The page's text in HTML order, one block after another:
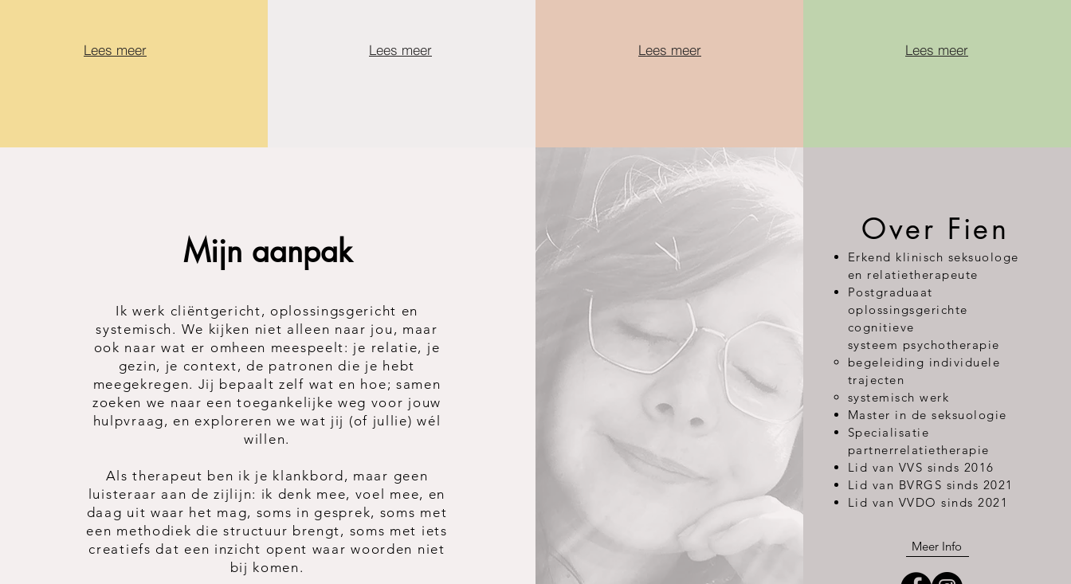
Lees meer Lees meer Lees meer Lees meer
Mijn aanpak
Ik werk cliëntgericht, oplossingsgericht en
systemisch. We kijken niet alleen naar jou, maar
ook naar wat er omheen meespeelt: je relatie, je
gezin, je context, de patronen die je hebt
meegekregen. Jij bepaalt zelf wat en hoe; samen
zoeken we naar een toegankelijke weg voor jouw
hulpvraag, en exploreren we wat jij (of jullie) wél
willen.
Als therapeut ben ik je klankbord, maar geen
luisteraar aan de zijlijn: ik denk mee, voel mee, en
daag uit waar het mag, soms in gesprek, soms met
een methodiek die structuur brengt, soms met iets
creatiefs dat een inzicht opent waar woorden niet
bij komen.
Over Fien
Erkend klinisch seksuologe
en relatietherapeute
Postgraduaat
oplossingsgerichte
cognitieve
systeem psychotherapie
begeleiding individuele
trajecten
systemisch werk​
Master in de seksuologie
Specialisatie
partnerrelatietherapie
Lid van VVS sinds 2016
Lid van BVRGS sinds 2021
Lid van VVDO sinds 2021
Meer Info